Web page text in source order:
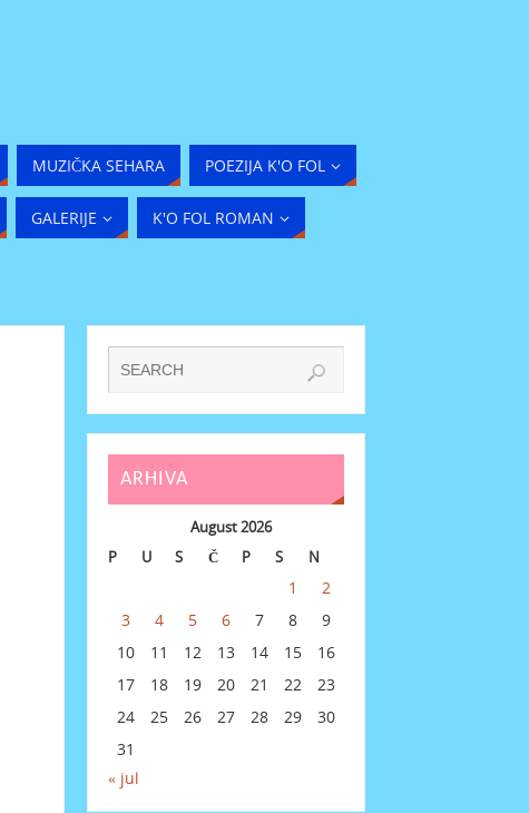
MUZIČKA SEHARA POEZIJA K'O FOL
GALERIJE K'O FOL ROMAN
ARHIVA
August 2026
P
U S Č P S N
1
2
3
4 5 6 7 8
9
10
11 12 13 14 15
16
17
18 19 20 21 22
23
24
25 26 27 28 29
30
31
« jul